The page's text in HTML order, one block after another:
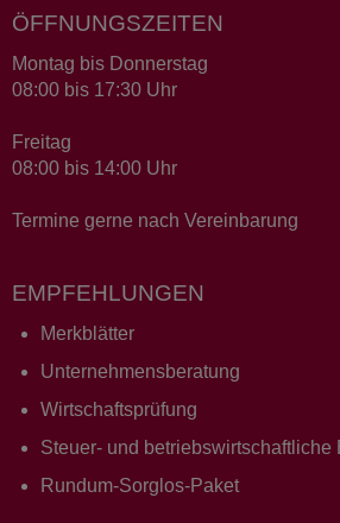
ÖFFNUNGSZEITEN
Montag bis Donnerstag
08:00 bis 17:30 Uhr
Freitag
08:00 bis 14:00 Uhr
Termine gerne nach Vereinbarung
EMPFEHLUNGEN
Merkblätter
Unternehmensberatung
Wirtschaftsprüfung
Steuer- und betriebswirtschaftliche
Rundum-Sorglos-Paket